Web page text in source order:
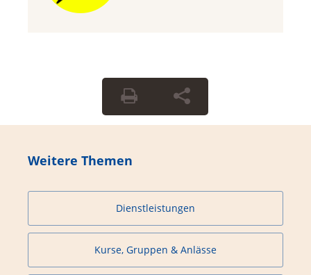
Weitere Themen
Dienstleistungen
Kurse, Gruppen & Anlässe